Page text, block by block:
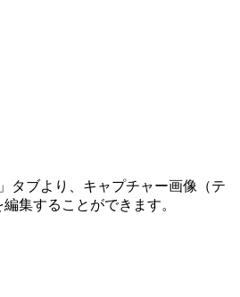
タブより、キャプチャー画像（テ
集することができます。